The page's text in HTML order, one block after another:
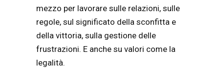
mezzo per lavorare sulle relazioni, sulle
regole, sul significato della sconfitta e
della vittoria, sulla gestione delle
frustrazioni. E anche su valori come la
legalità.